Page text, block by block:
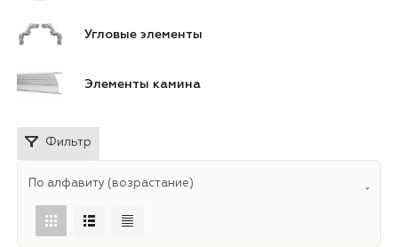
Угловые элементы
Элементы камина
Фильтр
По алфавиту (возрастание)